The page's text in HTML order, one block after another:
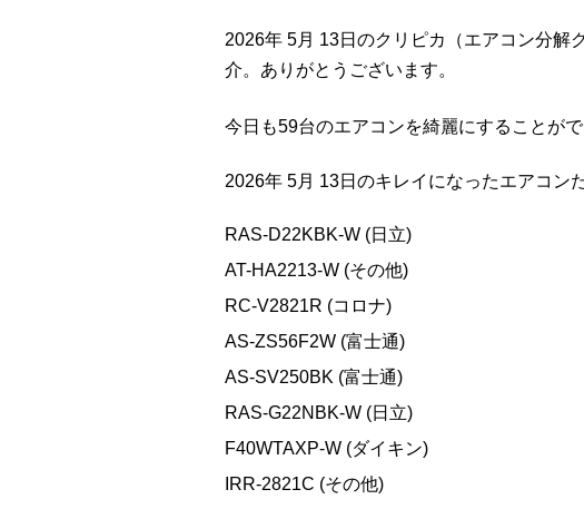
2026年 5月 13日のクリピカ（エアコン分解
介。ありがとうございます。
今日も59台のエアコンを綺麗にすることがで
2026年 5月 13日のキレイになったエアコン
RAS-D22KBK-W (日立)
AT-HA2213-W (その他)
RC-V2821R (コロナ)
AS-ZS56F2W (富士通)
AS-SV250BK (富士通)
RAS-G22NBK-W (日立)
F40WTAXP-W (ダイキン)
IRR-2821C (その他)